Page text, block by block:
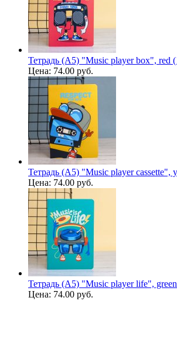
Тетрадь (A5) "Music player box", red
Цена: 74.00 руб.
Тетрадь (A5) "Music player cassette",
Цена: 74.00 руб.
Тетрадь (A5) "Music player life",
Цена: 74.00 руб.